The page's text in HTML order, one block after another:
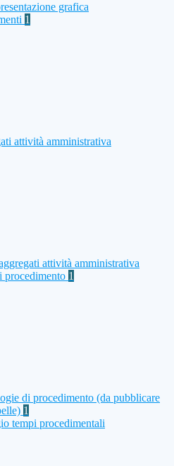
grafica
1
attività amministrativa
attività amministrativa
procedimento 1
di procedimento (da pubblicare
1
tempi procedimentali